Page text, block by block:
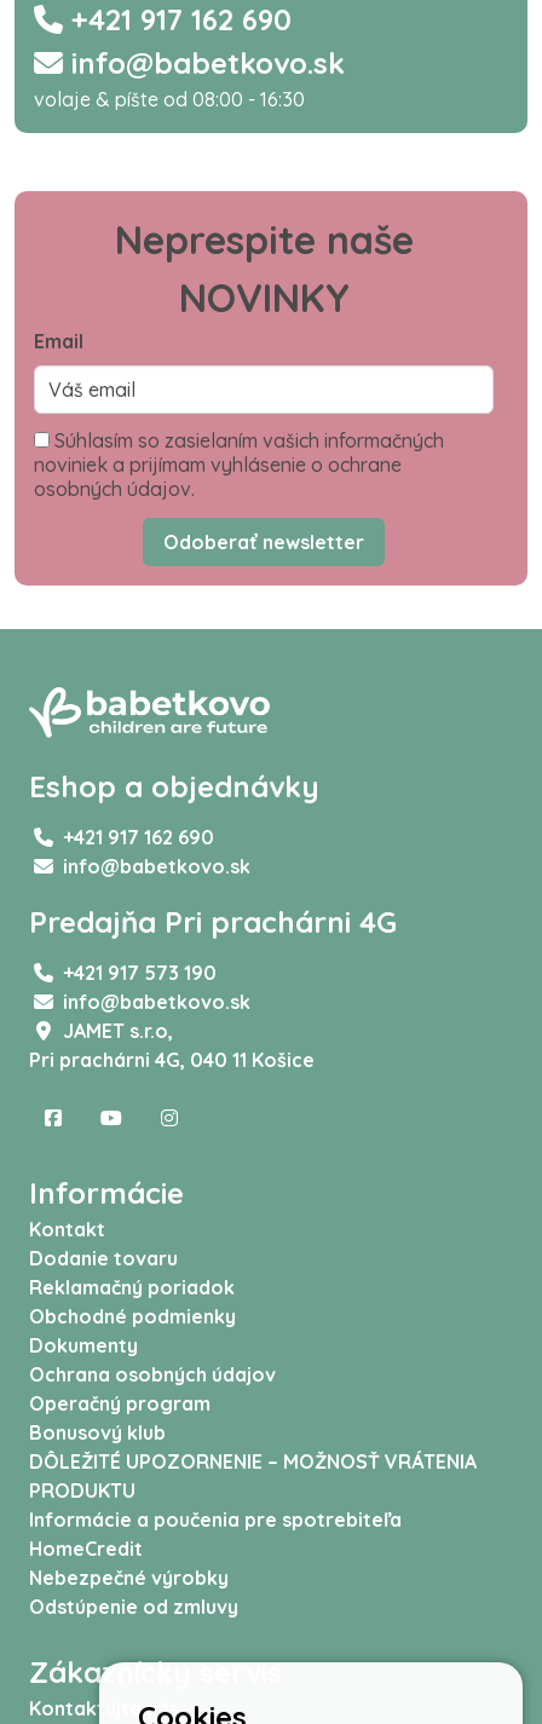
+421 917 162 690
info@babetkovo.sk
volaje & píšte od 08:00 - 16:30
Neprespite naše
NOVINKY
Email
Súhlasím so zasielaním vašich informačných
noviniek a prijímam vyhlásenie o ochrane
osobných údajov.
Odoberať newsletter
Eshop a objednávky
+421 917 162 690
info@babetkovo.sk
Predajňa Pri prachárni 4G
+421 917 573 190
info@babetkovo.sk
JAMET s.r.o,
Pri prachárni 4G, 040 11 Košice
Informácie
Kontakt
Dodanie tovaru
Reklamačný poriadok
Obchodné podmienky
Dokumenty
Ochrana osobných údajov
Operačný program
Bonusový klub
DÔLEŽITÉ UPOZORNENIE – MOŽNOSŤ VRÁTENIA
PRODUKTU
Informácie a poučenia pre spotrebiteľa
HomeCredit
Nebezpečné výrobky
Odstúpenie od zmluvy
Zákaznícky servis
Kontaktujte násCookies